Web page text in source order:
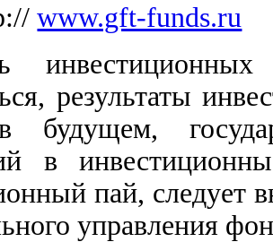
www.gft-funds.ru
результаты
будущем,
в
пай, следует
управления